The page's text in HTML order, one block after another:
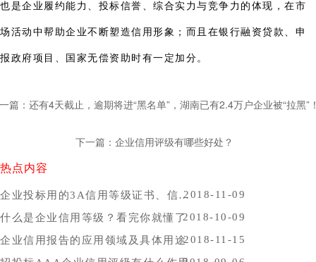
也是企业履约能力、投标信誉、综合实力与竞争力的体现，在市
场活动中帮助企业不断塑造信用形象；而且在银行融资贷款、申
报政府项目、国家无偿资助时有一定加分。
篇：还有4天截止，逾期将进“黑名单”，湖南已有2.4万户企业被“拉黑”
下一篇：企业信用评级有哪些好处？
热点内容
企业投标用的3A信用等级证书、信用报告办理时间，哪里办比较好？2018-11-09
什么是企业信用等级？看完你就懂了2018-10-09
企业信用报告的应用领域及具体用途2018-11-15